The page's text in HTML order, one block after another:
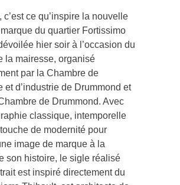
du quartier Fortissimo
hier soir à l’occasion du
la mairesse, organisé
par la Chambre de
et d’industrie de Drummond et
de Drummond. Avec
classique, intemporelle
de modernité pour
image de marque à la
son histoire, le sigle réalisé
est inspiré directement du
Thibault, cet architecte de